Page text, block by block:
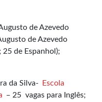
de Azevedo
de Azevedo
25 de Espanhol);
da Silva-
Escola
– 25 vagas para Inglês;